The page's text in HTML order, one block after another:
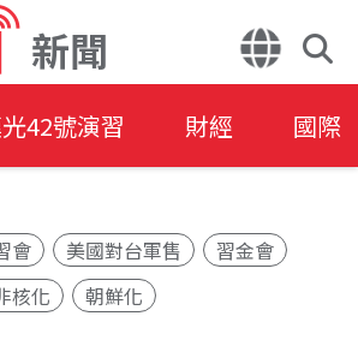
新聞
42號演習 財經 國際
會 美國對台軍售
習金會
核化 朝鮮化